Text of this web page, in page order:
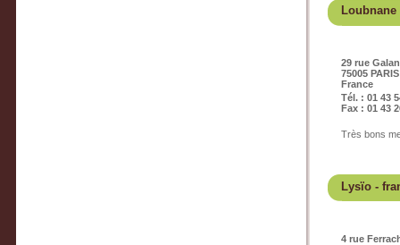
Loubnane
29 rue
75005 PARIS
France
Tél. : 01 43
Fax : 01 43
Très bons
Lysïo -
4 rue